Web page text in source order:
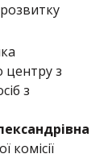
центру з
з
комісії